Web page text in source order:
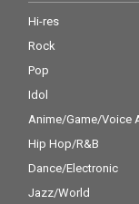
Hi-res
Rock
Pop
Idol
Anime/Game/Voice
Hip Hop/R&B
Dance/Electronic
Jazz/World